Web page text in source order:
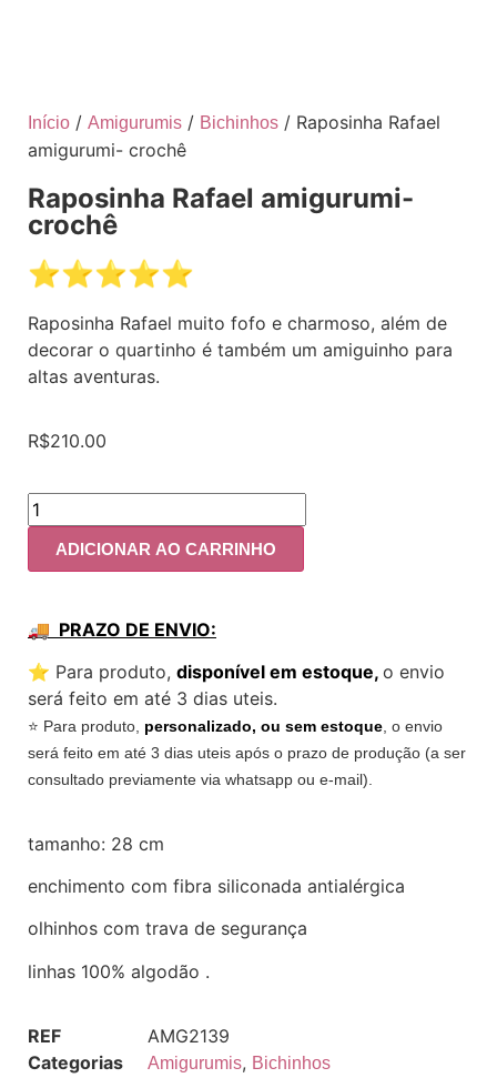
Início / Amigurumis / Bichinhos / Raposinha Rafael
amigurumi- crochê
Raposinha Rafael amigurumi-
crochê
⭐️⭐️⭐️⭐️⭐️
Raposinha Rafael muito fofo e charmoso, além de
decorar o quartinho é também um amiguinho para
altas aventuras.
R$210.00
ADICIONAR AO CARRINHO
🚚 PRAZO DE ENVIO:
⭐️ Para produto, disponível em estoque, o envio
será feito em até 3 dias uteis.
⭐️ Para produto, personalizado, ou sem estoque , o envio
será feito em até 3 dias uteis após o prazo de produção (a ser
consultado previamente via whatsapp ou e-mail).
tamanho: 28 cm
enchimento com fibra siliconada antialérgica
olhinhos com trava de segurança
linhas 100% algodão .
REF
AMG2139
Categorias
Amigurumis, Bichinhos